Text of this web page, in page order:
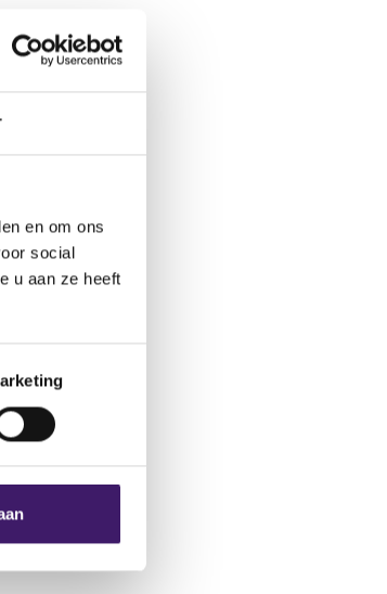
en om ons
social
u aan ze heeft